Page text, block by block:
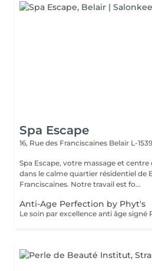
Spa Escape
16, Rue des Franciscaines Belair L-1539
Spa Escape, votre massage et
dans le calme quartier résidentiel de
Franciscaines. Notre travail est fo...
Anti-Age Perfection by Phyt's